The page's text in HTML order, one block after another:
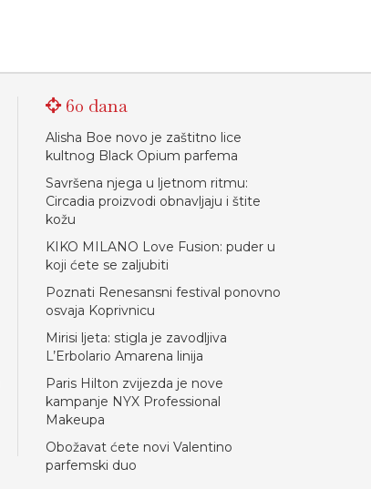
60 dana
Alisha Boe novo je zaštitno lice
kultnog Black Opium parfema
Savršena njega u ljetnom ritmu:
Circadia proizvodi obnavljaju i štite
kožu
KIKO MILANO Love Fusion: puder u
koji ćete se zaljubiti
Poznati Renesansni festival ponovno
osvaja Koprivnicu
Mirisi ljeta: stigla je zavodljiva
L’Erbolario Amarena linija
Paris Hilton zvijezda je nove
kampanje NYX Professional
Makeupa
Obožavat ćete novi Valentino
parfemski duo